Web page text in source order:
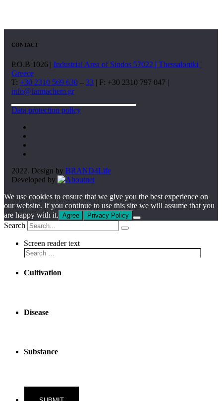
CONTACT
P.O.B 1026 | Industrial Area of Sindos 57022 | Thessaloniki |
Greece
T: +30 2310 569 630 – 33 | F: +30 2310 797 047 |
info@farmachem.gr
Data protection policy
2022. Design by BRAND4Life
Developed by
We use cookies to ensure that we give you the best experience on
our website. If you continue to use this site we will assume that you
are happy with it. Agree Privacy Policy
Search
Screen reader text
Cultivation
Disease
Substance